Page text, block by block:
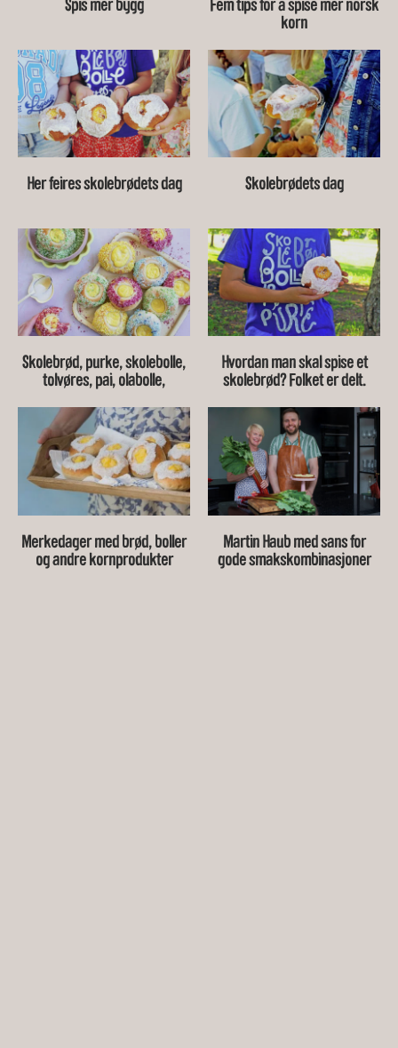
Spis mer bygg
Fem tips for å spise mer norsk
korn
Her feires skolebrødets dag Skolebrødets dag
Skolebrød, purke, skolebolle,
tolvøres, pai, olabolle,
skillings…
Hvordan man skal spise et
skolebrød? Folket er delt.
Merkedager med brød, boller
og andre kornprodukter
Martin Haub med sans for
gode smakskombinasjoner